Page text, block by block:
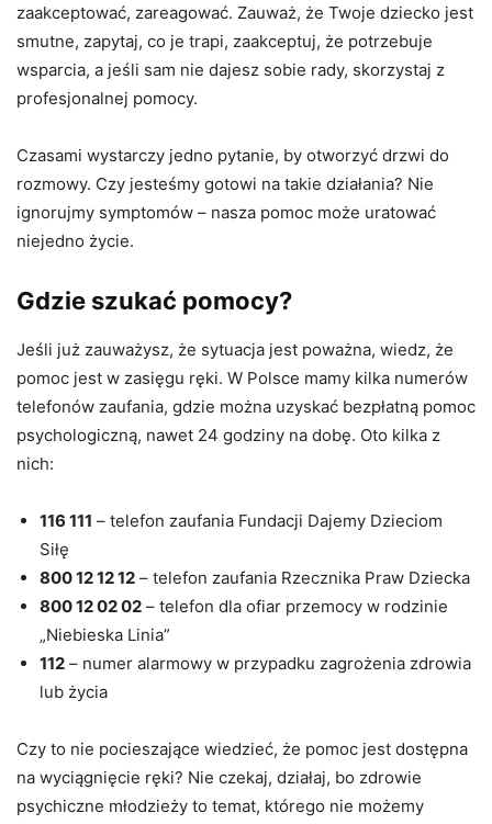
zaakceptować, zareagować. Zauważ, że Twoje dziecko jest
smutne, zapytaj, co je trapi, zaakceptuj, że potrzebuje
wsparcia, a jeśli sam nie dajesz sobie rady, skorzystaj z
profesjonalnej pomocy.
Czasami wystarczy jedno pytanie, by otworzyć drzwi do
rozmowy. Czy jesteśmy gotowi na takie działania? Nie
ignorujmy symptomów – nasza pomoc może uratować
niejedno życie.
Gdzie szukać pomocy?
Jeśli już zauważysz, że sytuacja jest poważna, wiedz, że
pomoc jest w zasięgu ręki. W Polsce mamy kilka numerów
telefonów zaufania, gdzie można uzyskać bezpłatną pomoc
psychologiczną, nawet 24 godziny na dobę. Oto kilka z
nich:
116 111 – telefon zaufania Fundacji Dajemy Dzieciom
Siłę
800 12 12 12 – telefon zaufania Rzecznika Praw Dziecka
800 12 02 02 – telefon dla ofiar przemocy w rodzinie
„Niebieska Linia”
112 – numer alarmowy w przypadku zagrożenia zdrowia
lub życia
Czy to nie pocieszające wiedzieć, że pomoc jest dostępna
na wyciągnięcie ręki? Nie czekaj, działaj, bo zdrowie
psychiczne młodzieży to temat, którego nie możemy